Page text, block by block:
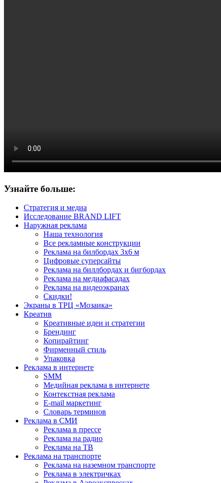
Узнайте больше:
Стратегия и медиа
Исследование BRAND LIFT
Наружная реклама
Наша технология
Все рекламные конструкции
Реклама на билбордах 3х6 м
Цифровые суперсайты
Реклама на биллбордах и бигбордах
Реклама на медиафасадах
Реклама на видеоэкранах
Скидки!
Экраны в ТРЦ «Мозаика»
Креатив
Креативные идеи и стратегии
Брендинг
Копирайтинг
Фирменный стиль
Упаковка
Реклама в интернете
SMM
Медийная реклама в интернете
Контекстная реклама
E-mail маркетинг
Словарь терминов
Реклама в СМИ
Реклама в прессе
Реклама на радио
Реклама на ТВ
Реклама на транспорте
Реклама на наземном транспорте
Реклама в электричках